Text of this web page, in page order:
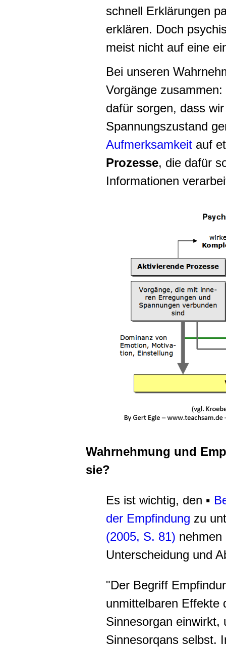
schnell Erklärungen
erklären. Doch
meist nicht auf eine
Bei unseren
Vorgänge zusammen:
dafür sorgen, dass
Spannungszustand
Aufmerksamkeit auf
Prozesse, die dafür
Informationen
Wahrnehmung und
sie?
Es ist wichtig, den ▪
der Empfindung zu
(2005, S. 81) nehmen
Unterscheidung und
"Der Begriff
unmittelbaren Effekte
Sinnesorgan einwirkt,
Sinnesorqans selbst.